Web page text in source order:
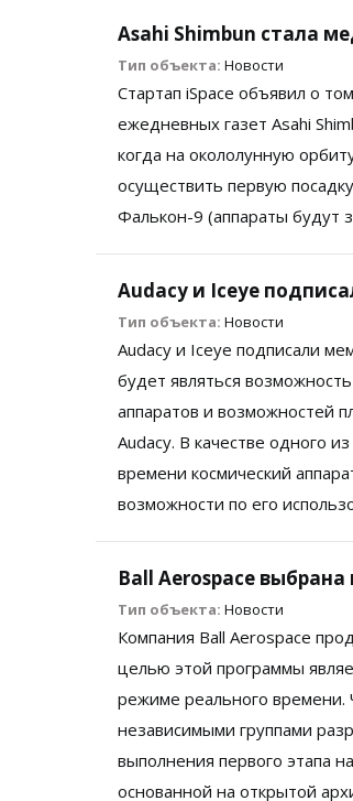
Asahi Shimbun стала
Тип объекта: Новости
Стартап iSpace объявил о
ежедневных газет Asahi
когда на окололунную
осуществить первую
Фалькон-9 (аппараты будут
Audacy и Iceye
Тип объекта: Новости
Audacy и Iceye подписали
будет являться
аппаратов и возможностей
Audacy. В качестве одного
времени космический
возможности по его
Ball Aerospace
Тип объекта: Новости
Компания Ball Aerospace
целью этой программы
режиме реального времени.
независимыми группами
выполнения первого этапа
основанной на открытой